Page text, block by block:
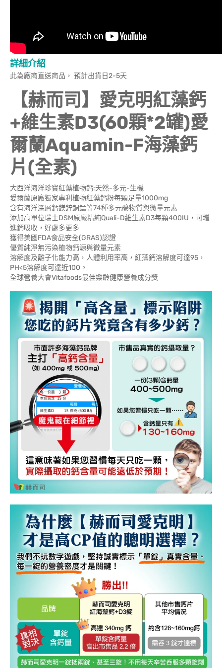
詳細介紹
此為廠商直送商品， 預計出貨日2-5天
【赫而司】愛克明紅藻鈣
+維生素D3(60顆*2罐)愛
爾蘭Aquamin-F海藻鈣
片(全素)
大西洋海洋珍寶紅藻植物鈣:天然-多元-生機
愛爾蘭原廠獨家專利植物紅藻鈣粉每顆足量1000mg
含有海洋深層鈣鎂鋅銅錳等74種多元礦物質與微量元素
添加高單位瑞士DSM原廠精純Quali-D維生素D3每顆400IU，可增
進鈣吸收，好處多更多
獲得美國FDA食品安全(GRAS)認證
優質純淨無污染植物鈣源與微量元素
溶解度及離子化能力高，人體利用率高，紅藻鈣溶解度可達95，
PH<5溶解度可達近100。
全球營養大會Vitafoods最佳樂齡健康營養成分獎